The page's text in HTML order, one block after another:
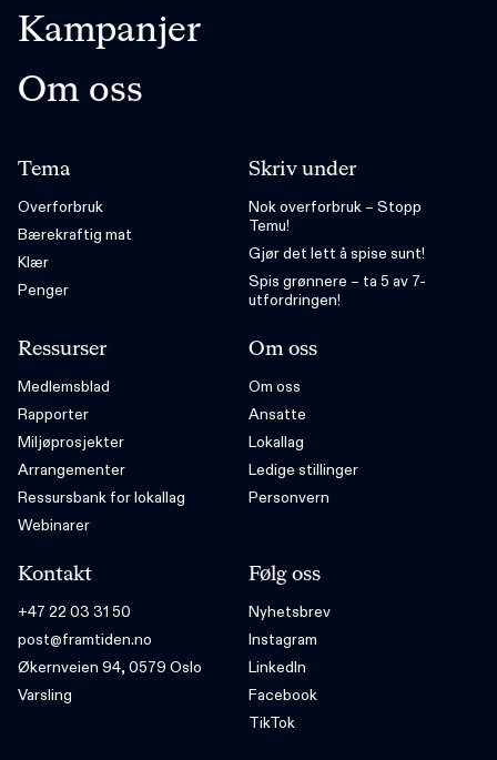
Kampanjer
Om oss
Tema
Overforbruk
Bærekraftig mat
Klær
Penger
Skriv under
Nok overforbruk – Stopp
Temu!
Gjør det lett å spise sunt!
Spis grønnere – ta 5 av 7-
utfordringen!
Ressurser
Medlemsblad
Rapporter
Miljøprosjekter
Arrangementer
Ressursbank for lokallag
Webinarer
Om oss
Om oss
Ansatte
Lokallag
Ledige stillinger
Personvern
Kontakt
+47 22 03 31 50
post@framtiden.no
Økernveien 94, 0579 Oslo
Varsling
Følg oss
Nyhetsbrev
Instagram
LinkedIn
Facebook
TikTok